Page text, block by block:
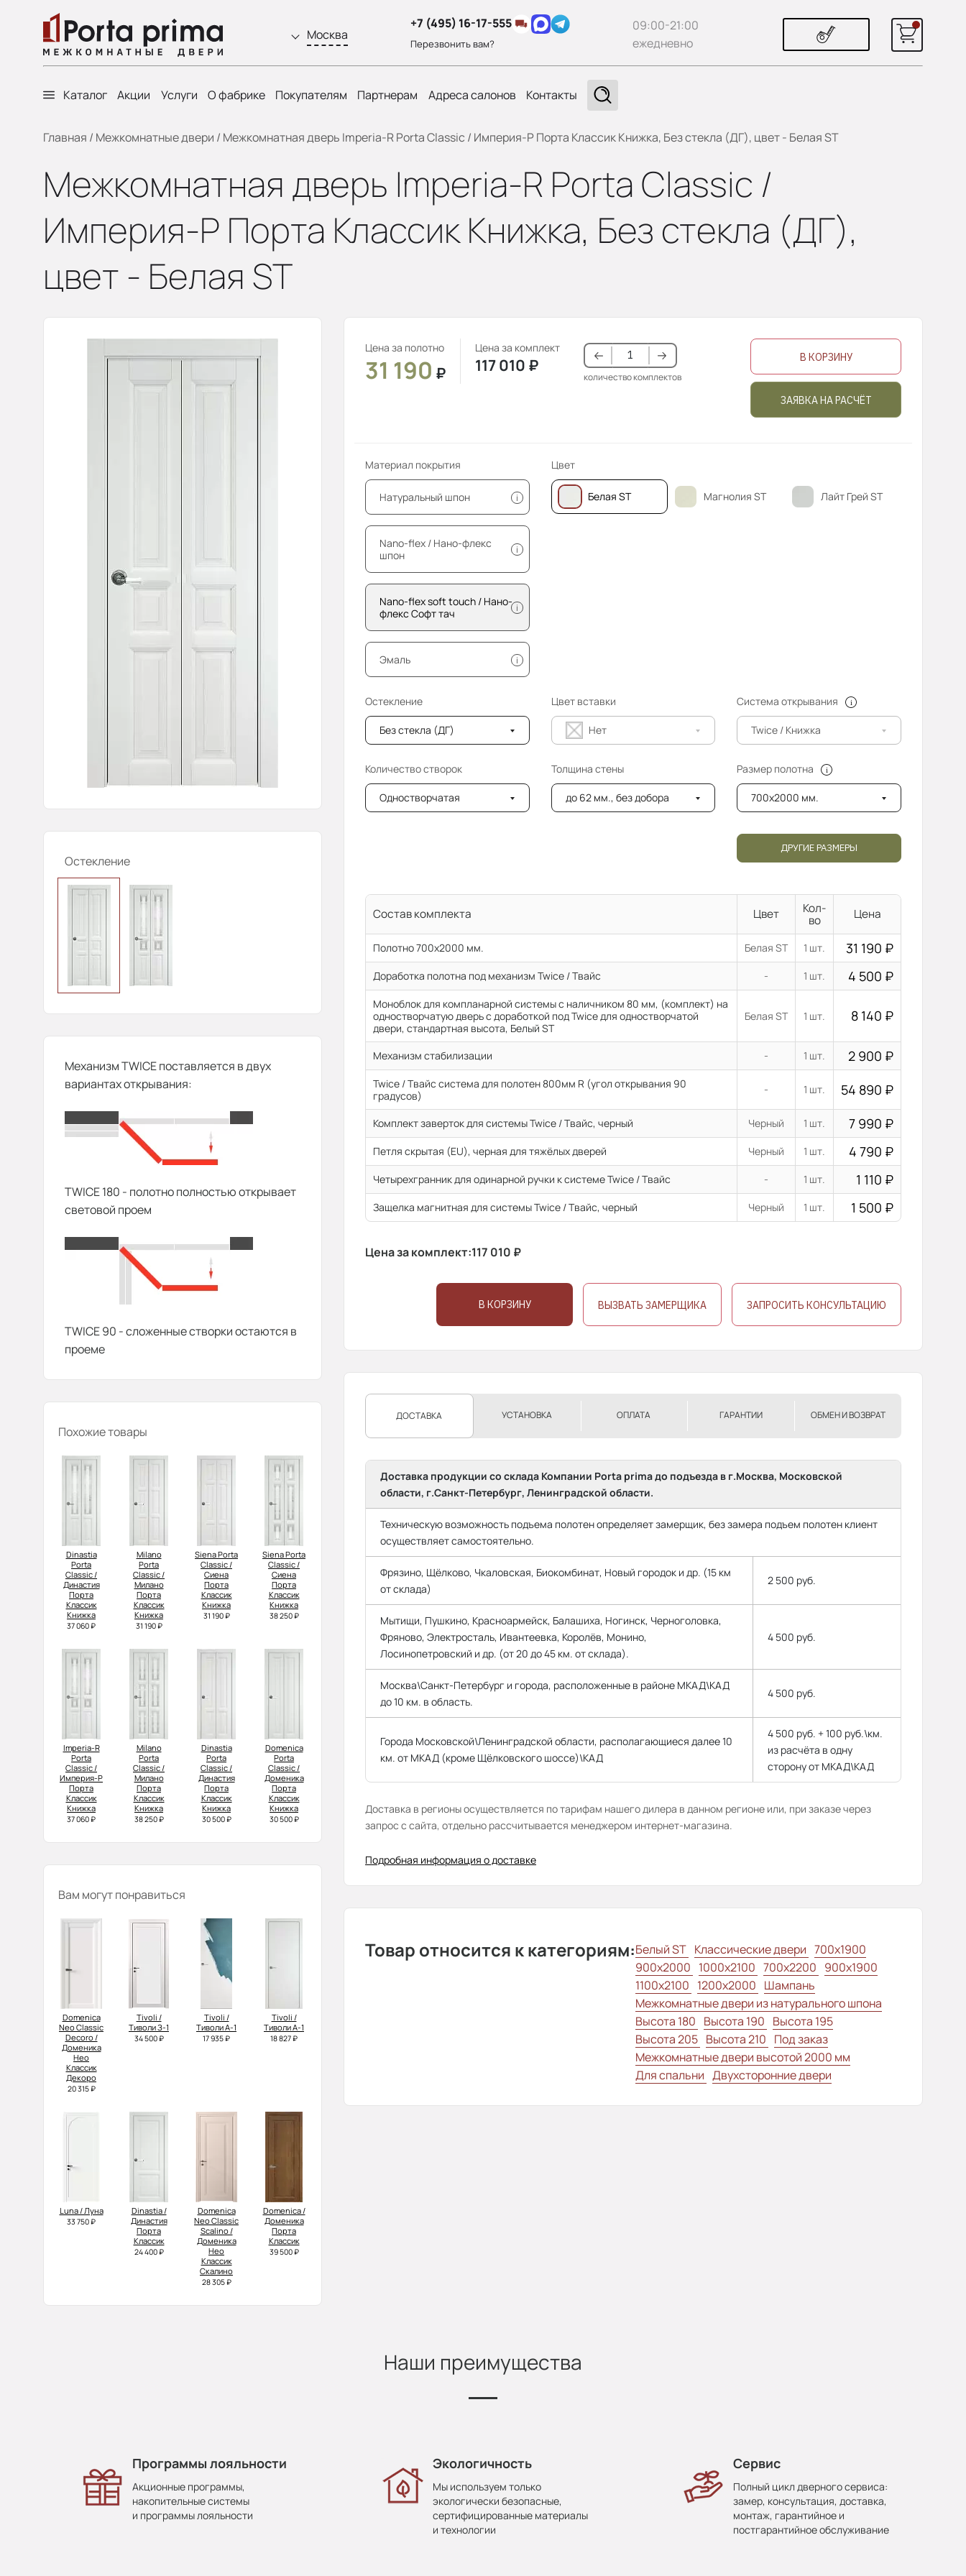
Москва
+7 (495) 16-17-555
Перезвонить вам?
09:00-21:00
ежедневно
Каталог Акции Услуги О фабрике Покупателям Партнерам Адреса салонов Контакты
Главная / Межкомнатные двери / Межкомнатная дверь Imperia-R Porta Classic / Империя-Р Порта Классик Книжка, Без стекла (ДГ), цвет - Белая ST
Межкомнатная дверь Imperia-R Porta Classic /
Империя-Р Порта Классик Книжка, Без стекла (ДГ),
цвет - Белая ST
Остекление
Механизм TWICE поставляется в двух
вариантах открывания:
TWICE 180 - полотно полностью открывает
световой проем
TWICE 90 - сложенные створки остаются в
проеме
Похожие товары
Dinastia
Porta
Classic /
Династия
Порта
Классик
Книжка
37 060 ₽
Milano
Porta
Classic /
Милано
Порта
Классик
Книжка
31 190 ₽
Siena Porta
Classic /
Сиена
Порта
Классик
Книжка
31 190 ₽
Siena Porta
Classic /
Сиена
Порта
Классик
Книжка
38 250 ₽
Imperia-R
Porta
Classic /
Империя-Р
Порта
Классик
Книжка
37 060 ₽
Milano
Porta
Classic /
Милано
Порта
Классик
Книжка
38 250 ₽
Dinastia
Porta
Classic /
Династия
Порта
Классик
Книжка
30 500 ₽
Domenica
Porta
Classic /
Доменика
Порта
Классик
Книжка
30 500 ₽
Вам могут понравиться
Domenica
Neo Classic
Decoro /
Доменика
Нео
Классик
Декоро
20 315 ₽
Tivoli /
Тиволи З-1
34 500 ₽
Tivoli /
Тиволи А-1
17 935 ₽
Tivoli /
Тиволи А-1
18 827 ₽
Luna / Луна
33 750 ₽
Dinastia /
Династия
Порта
Классик
24 400 ₽
Domenica
Neo Classic
Scalino /
Доменика
Нео
Классик
Скалино
28 305 ₽
Domenica /
Доменика
Порта
Классик
39 500 ₽
Цена за полотно
31 190 ₽
Цена за комплект
117 010 ₽
количество комплектов
В КОРЗИНУ
ЗАЯВКА НА РАСЧЁТ
Материал покрытия
Натуральный шпон i
Nano-flex / Нано-флекс
шпон
i
Nano-flex soft touch / Нано-
флекс Софт тач
i
Эмаль i
Цвет
Белая ST Магнолия ST Лайт Грей ST
Остекление
Без стекла (ДГ)
Цвет вставки
Нет
Система открывания
Twice / Книжка
Количество створок
Одностворчатая
Толщина стены
до 62 мм., без добора
Размер полотна
700x2000 мм.
ДРУГИЕ РАЗМЕРЫ
Состав комплекта Цвет
Кол-
во
Цена
Полотно 700x2000 мм. Белая ST 1 шт. 31 190 ₽
Доработка полотна под механизм Twice / Твайс - 1 шт. 4 500 ₽
Моноблок для компланарной системы с наличником 80 мм, (комплект) на
одностворчатую дверь с доработкой под Twice для одностворчатой
двери, стандартная высота, Белый ST
Белая ST 1 шт. 8 140 ₽
Механизм стабилизации - 1 шт. 2 900 ₽
Twice / Твайс система для полотен 800мм R (угол открывания 90
градусов)
- 1 шт. 54 890 ₽
Комплект заверток для системы Twice / Твайс, черный Черный 1 шт. 7 990 ₽
Петля скрытая (EU), черная для тяжёлых дверей Черный 1 шт. 4 790 ₽
Четырехгранник для одинарной ручки к системе Twice / Твайс - 1 шт. 1 110 ₽
Защелка магнитная для системы Twice / Твайс, черный Черный 1 шт. 1 500 ₽
Цена за комплект:117 010 ₽
В КОРЗИНУ ВЫЗВАТЬ ЗАМЕРЩИКА ЗАПРОСИТЬ КОНСУЛЬТАЦИЮ
ДОСТАВКА УСТАНОВКА ОПЛАТА ГАРАНТИИ ОБМЕН И ВОЗВРАТ
Доставка продукции со склада Компании Porta prima до подъезда в г.Москва, Московской
области, г.Санкт-Петербург, Ленинградской области.
Техническую возможность подъема полотен определяет замерщик, без замера подъем полотен клиент
осуществляет самостоятельно.
Фрязино, Щёлково, Чкаловская, Биокомбинат, Новый городок и др. (15 км
от склада)
2 500 руб.
Мытищи, Пушкино, Красноармейск, Балашиха, Ногинск, Черноголовка,
Фряново, Электросталь, Ивантеевка, Королёв, Монино,
Лосинопетровский и др. (от 20 до 45 км. от склада).
4 500 руб.
Москва\Санкт-Петербург и города, расположенные в районе МКАД\КАД
до 10 км. в область.
4 500 руб.
Города Московской\Ленинградской области, располагающиеся далее 10
км. от МКАД (кроме Щёлковского шоссе)\КАД
4 500 руб. + 100 руб.\км.
из расчёта в одну
сторону от МКАД\КАД
Доставка в регионы осуществляется по тарифам нашего дилера в данном регионе или, при заказе через
запрос с сайта, отдельно рассчитывается менеджером интернет-магазина.
Подробная информация о доставке
Товар относится к категориям:Белый ST Классические двери 700x1900
900x2000 1000x2100 700x2200 900x1900
1100x2100 1200x2000 Шампань
Межкомнатные двери из натурального шпона
Высота 180 Высота 190 Высота 195
Высота 205 Высота 210 Под заказ
Межкомнатные двери высотой 2000 мм
Для спальни Двухсторонние двери
Наши преимущества
Программы лояльности
Акционные программы,
накопительные системы
и программы лояльности
Экологичность
Мы используем только
экологически безопасные,
сертифицированные материалы
и технологии
Сервис
Полный цикл дверного сервиса:
замер, консультация, доставка,
монтаж, гарантийное и
постгарантийное обслуживание